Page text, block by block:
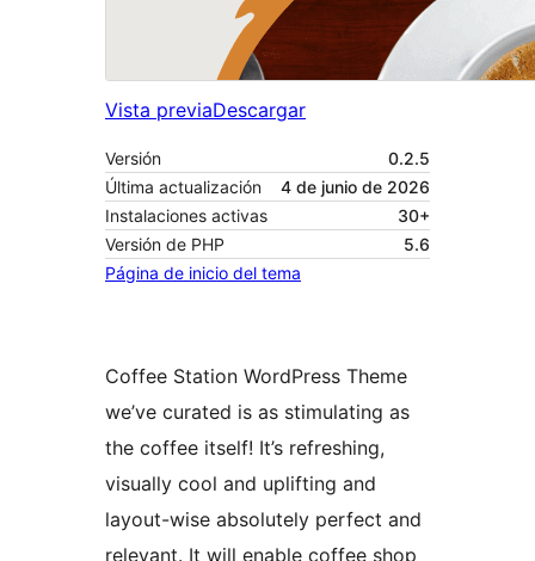
Vista previaDescargar
Versión
0.2.5
Última actualización
4 de junio de 2026
Instalaciones activas
30+
Versión de PHP
5.6
Página de inicio del tema
Coffee Station WordPress Theme
we’ve curated is as stimulating as
the coffee itself! It’s refreshing,
visually cool and uplifting and
layout-wise absolutely perfect and
relevant. It will enable coffee shop